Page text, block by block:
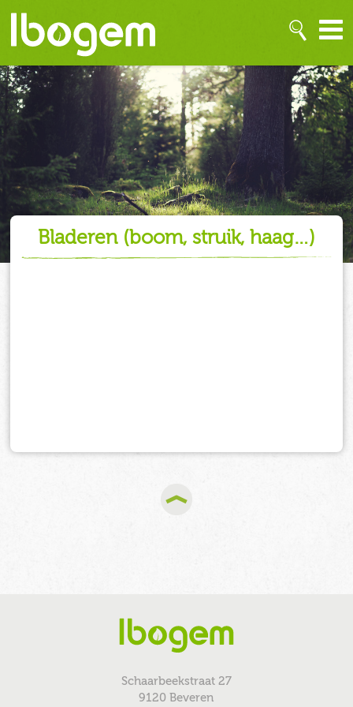
bladeren (boom, struik, haag…)
Schaarbeekstraat 27
9120 Beveren